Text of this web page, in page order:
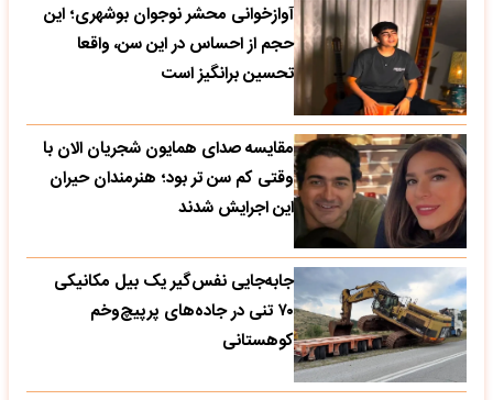
آوازخوانی محشر نوجوان بوشهری؛ این
حجم از احساس در این سن، واقعا
تحسین‌ برانگیز است
مقایسه صدای همایون شجریان الان با
وقتی کم سن تر بود؛ هنرمندان حیران
این اجرایش شدند
جابه‌جایی نفس‌گیر یک بیل مکانیکی
۷۰ تنی در جاده‌های پرپیچ‌وخم
کوهستانی